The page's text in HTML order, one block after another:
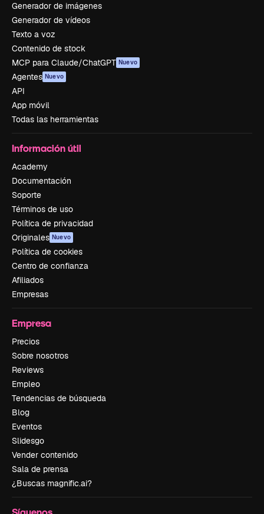
Generador de imágenes
Generador de vídeos
Texto a voz
Contenido de stock
MCP para Claude/ChatGPT Nuevo
Agentes Nuevo
API
App móvil
Todas las herramientas
Información útil
Academy
Documentación
Soporte
Términos de uso
Política de privacidad
Originales Nuevo
Política de cookies
Centro de confianza
Afiliados
Empresas
Empresa
Precios
Sobre nosotros
Reviews
Empleo
Tendencias de búsqueda
Blog
Eventos
Slidesgo
Vender contenido
Sala de prensa
¿Buscas magnific.ai?